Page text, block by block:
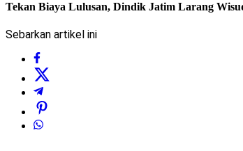
Tekan Biaya Lulusan, Dindik Jatim Larang
Sebarkan artikel ini